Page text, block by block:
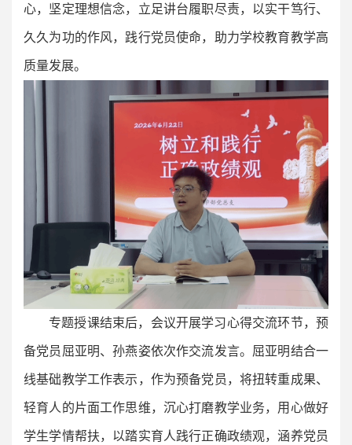
心，坚定理想信念，立足讲台履职尽责，以实干笃行、
久久为功的作风，践行党员使命，助力学校教育教学高
质量发展。
专题授课结束后，会议开展学习心得交流环节，预
备党员屈亚明、孙燕姿依次作交流发言。屈亚明结合一
线基础教学工作表示，作为预备党员，将扭转重成果、
轻育人的片面工作思维，沉心打磨教学业务，用心做好
学生学情帮扶，以踏实育人践行正确政绩观，涵养党员